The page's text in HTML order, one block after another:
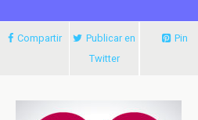
Compartir
Publicar en
Twitter
Pin